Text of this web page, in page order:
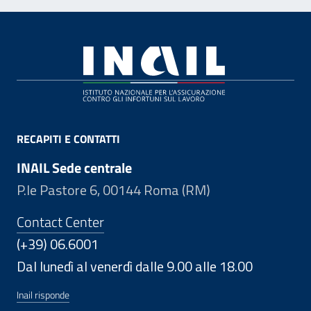
RECAPITI E CONTATTI
INAIL Sede centrale
P.le Pastore 6, 00144 Roma (RM)
Contact Center
(+39) 06.6001
Dal lunedì al venerdì dalle 9.00 alle 18.00
Inail risponde